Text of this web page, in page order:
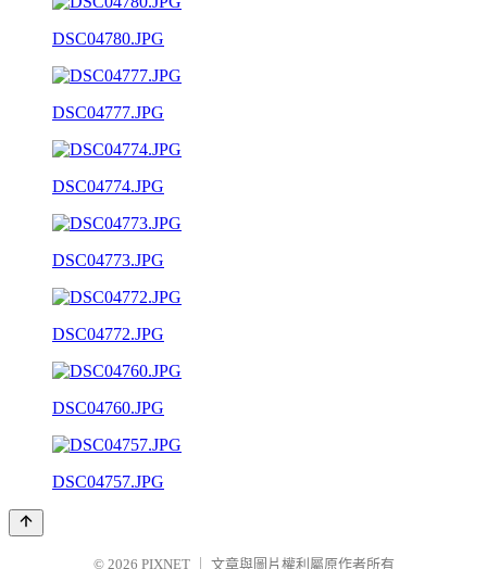
DSC04780.JPG
DSC04777.JPG
DSC04774.JPG
DSC04773.JPG
DSC04772.JPG
DSC04760.JPG
DSC04757.JPG
© 2026 PIXNET 文章與圖片權利屬原作者所有